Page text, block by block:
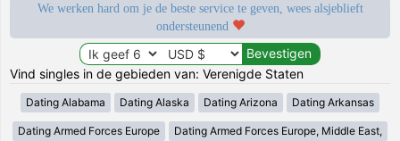
We werken hard om je de beste service te geven, wees alsjeblieft
ondersteunend
Vind singles in de gebieden van: Verenigde Staten
Dating Alabama Dating Alaska Dating Arizona Dating Arkansas
Dating Armed Forces Europe Dating Armed Forces Europe, Middle East,